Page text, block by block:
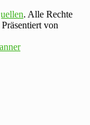
. Alle Rechte
von